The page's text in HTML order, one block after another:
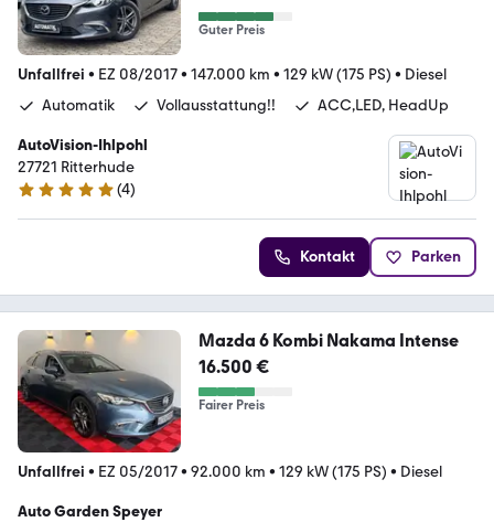
Guter Preis
Unfallfrei • EZ 08/2017• 147.000 km • 129 kW (175 PS) • Diesel
Automatik
Vollausstattung!! ACC,LED, HeadUp
AutoVision-Ihlpohl
27721 Ritterhude
4.8 Sterne
(4)
Kontakt Parken
Mazda 6 Kombi Nakama Intense
16.500 €
Fairer Preis
Unfallfrei • EZ 05/2017• 92.000 km • 129 kW (175 PS) • Diesel
Auto Garden Speyer